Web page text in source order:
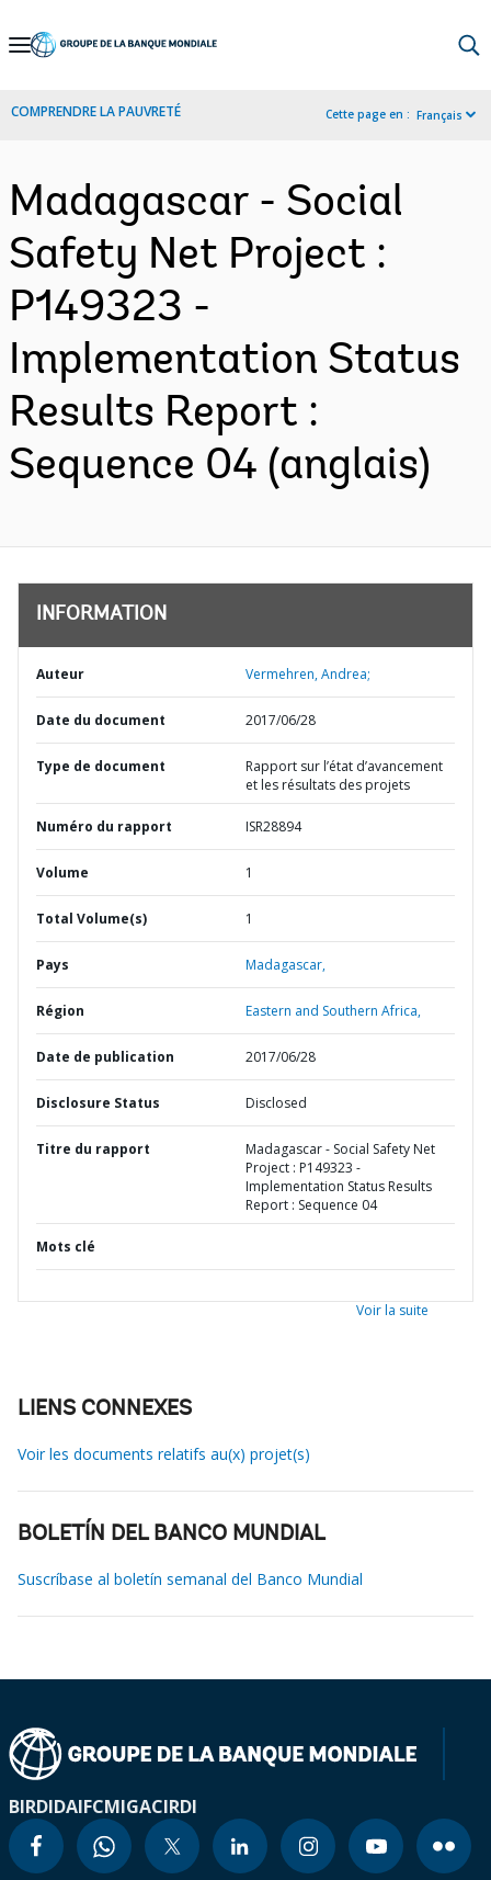
Skip
Navigation
COMPRENDRE LA PAUVRETÉ Cette page en : Français
Madagascar - Social
Safety Net Project :
P149323 -
Implementation Status
Results Report :
Sequence 04 (anglais)
INFORMATION
Auteur Vermehren, Andrea;
Date du document 2017/06/28
Type de document
Rapport sur l’état d’avancement
et les résultats des projets
Numéro du rapport ISR28894
Volume 1
Total Volume(s) 1
Pays Madagascar,
Région Eastern and Southern Africa,
Date de publication 2017/06/28
Disclosure Status Disclosed
Titre du rapport
Madagascar - Social Safety Net
Project : P149323 -
Implementation Status Results
Report : Sequence 04
Mots clé
Voir la suite
LIENS CONNEXES
Voir les documents relatifs au(x) projet(s)
BOLETÍN DEL BANCO MUNDIAL
Suscríbase al boletín semanal del Banco Mundial
BIRDIDAIFCMIGACIRDI